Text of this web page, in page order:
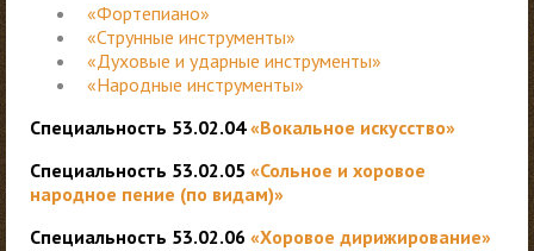
«Фортепиано»
«Струнные инструменты»
«Духовые и ударные инструменты»
«Народные инструменты»
Специальность 53.02.04«Вокальное искусство»
Специальность 53.02.05 «Сольное и хоровое
народное пение (по видам)»
Специальность 53.02.06 «Хоровое дирижирование»